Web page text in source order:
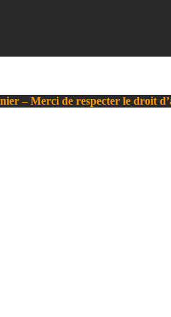
– Merci de respecter le droit